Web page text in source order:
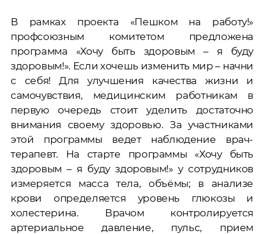
В рамках проекта «Пешком на работу!»
профсоюзным комитетом предложена
программа «Хочу быть здоровым – я буду
здоровым!». Если хочешь изменить мир – начни
с себя! Для улучшения качества жизни и
самочувствия, медицинским работникам в
первую очередь стоит уделить достаточно
внимания своему здоровью. За участниками
этой программы ведет наблюдение врач-
терапевт. На старте программы «Хочу быть
здоровым – я буду здоровым!» у сотрудников
измеряется масса тела, объёмы; в анализе
крови определяется уровень глюкозы и
холестерина. Врачом контролируется
артериальное давление, пульс, прием